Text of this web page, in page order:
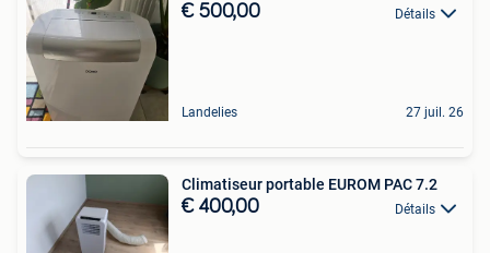
€ 500,00 Détails
Landelies 27 juil. 26
Climatiseur portable EUROM PAC 7.2
€ 400,00 Détails